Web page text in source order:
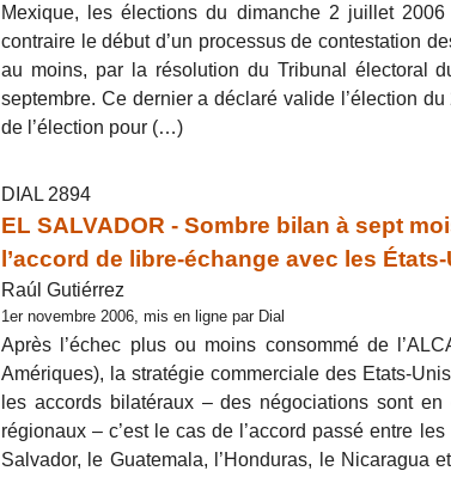
Mexique, les élections du dimanche 2 juillet
contraire le début d’un processus de contestation
au moins, par la résolution du Tribunal électoral
septembre. Ce dernier a déclaré valide l’élection
de l’élection pour (…)
DIAL 2894
EL SALVADOR - Sombre bilan à sept
l’accord de libre-échange avec les
Raúl Gutiérrez
1er novembre 2006, mis en ligne par Dial
Après l’échec plus ou moins consommé de
Amériques), la stratégie commerciale des Etats-
les accords bilatéraux – des négociations sont
régionaux – c’est le cas de l’accord passé entre
Salvador, le Guatemala, l’Honduras, le Nicaragua